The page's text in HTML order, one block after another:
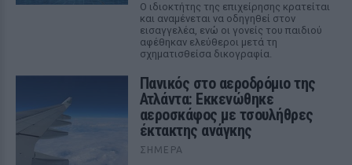
Ο ιδιοκτήτης της επιχείρησης κρατείται
και αναμένεται να οδηγηθεί στον
εισαγγελέα, ενώ οι γονείς του παιδιού
αφέθηκαν ελεύθεροι μετά τη
σχηματισθείσα δικογραφία.
Πανικός στο αεροδρόμιο της
Ατλάντα: Εκκενώθηκε
αεροσκάφος με τσουλήθρες
έκτακτης ανάγκης
ΣΉΜΕΡΑ